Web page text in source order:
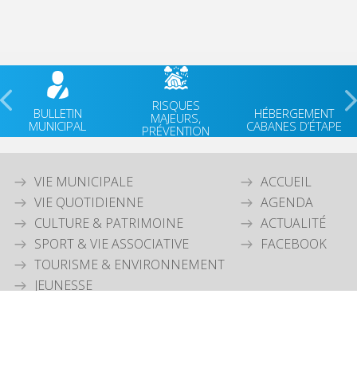
BULLETIN
MUNICIPAL
RISQUES
MAJEURS,
PRÉVENTION
HÉBERGEMENT
CABANES D’ÉTAPE
VIE MUNICIPALE
VIE QUOTIDIENNE
CULTURE & PATRIMOINE
SPORT & VIE ASSOCIATIVE
TOURISME & ENVIRONNEMENT
JEUNESSE
ACCUEIL
AGENDA
ACTUALITÉ
FACEBOOK